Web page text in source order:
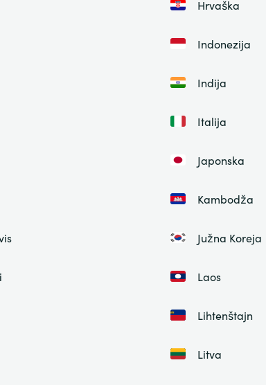
Hrvaška
Indonezija
Indija
Italija
Japonska
Kambodža
Južna Koreja
Laos
Lihtenštajn
Litva